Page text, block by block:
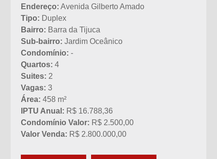
Endereço: Avenida Gilberto Amado
Tipo: Duplex
Bairro: Barra da Tijuca
Sub-bairro: Jardim Oceânico
Condomínio: -
Quartos: 4
Suites: 2
Vagas: 3
Área: 458 m²
IPTU Anual: R$ 16.788,36
Condomínio Valor: R$ 2.500,00
Valor Venda: R$ 2.800.000,00